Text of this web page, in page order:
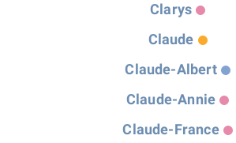
Clarys
Claude
Claude-Albert
Claude-Annie
Claude-France